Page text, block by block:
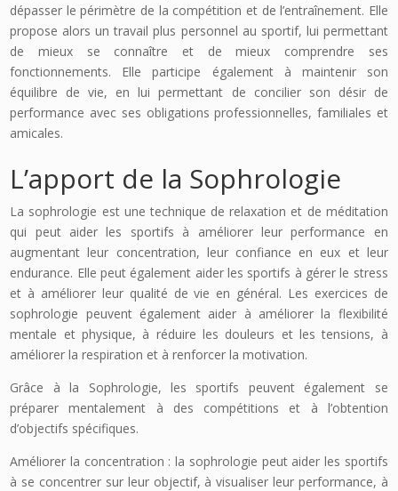
dépasser le périmètre de la compétition et de l’entraînement. Elle
propose alors un travail plus personnel au sportif, lui permettant
de mieux se connaître et de mieux comprendre ses
fonctionnements. Elle participe également à maintenir son
équilibre de vie, en lui permettant de concilier son désir de
performance avec ses obligations professionnelles, familiales et
amicales.
L’apport de la Sophrologie
La sophrologie est une technique de relaxation et de méditation
qui peut aider les sportifs à améliorer leur performance en
augmentant leur concentration, leur confiance en eux et leur
endurance. Elle peut également aider les sportifs à gérer le stress
et à améliorer leur qualité de vie en général. Les exercices de
sophrologie peuvent également aider à améliorer la flexibilité
mentale et physique, à réduire les douleurs et les tensions, à
améliorer la respiration et à renforcer la motivation.
Grâce à la Sophrologie, les sportifs peuvent également se
préparer mentalement à des compétitions et à l’obtention
d’objectifs spécifiques.
Améliorer la concentration : la sophrologie peut aider les sportifs
à se concentrer sur leur objectif, à visualiser leur performance, à